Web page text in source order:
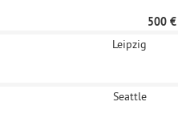
500 €
Leipzig
Seattle